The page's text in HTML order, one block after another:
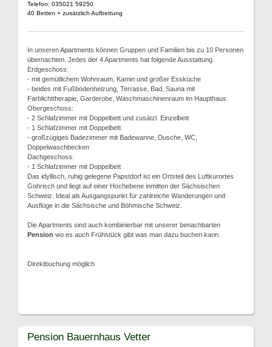
Telefon: 035021 59250
40 Betten + zusätzlich Aufbettung
In unseren Apartments können Gruppen und Familien bis zu 10 Personen
übernachten. Jedes der 4 Apartments hat folgende Ausstattung.
Erdgeschoss:
- mit gemütlichem Wohnraum, Kamin und großer Essküche
- beides mit Fußbodenheizung, Terrasse, Bad, Sauna mit
Farblichttherapie, Garderobe, Waschmaschinenraum im Haupthaus
Obergeschoss:
- 2 Schlafzimmer mit Doppelbett und zusätzl. Einzelbett
- 1 Schlafzimmer mit Doppelbett
- großzügiges Badezimmer mit Badewanne, Dusche, WC,
Doppelwaschbecken
Dachgeschoss:
- 1 Schlafzimmer mit Doppelbett
Das idyllisch, ruhig gelegene Papstdorf ist ein Ortsteil des Luftkurortes
Gohrisch und liegt auf einer Hochebene inmitten der Sächsischen
Schweiz. Ideal als Ausgangspunkt für zahlreiche Wanderungen und
Ausflüge in die Sächsische und Böhmische Schweiz.
Die Apartments sind auch kombinierbar mit unserer benachbarten
Pension wo es auch Frühstück gibt was man dazu buchen kann.
Direktbuchung möglich
Pension Bauernhaus Vetter